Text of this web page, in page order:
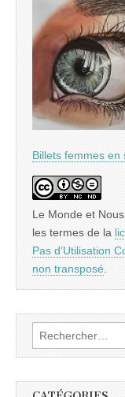
Billets femmes en
Le Monde et Nous
les termes de la
Pas d’Utilisation
non transposé
Rechercher :